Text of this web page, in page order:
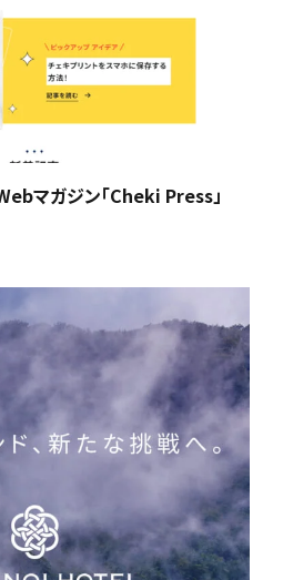
マガジン「Cheki Press」